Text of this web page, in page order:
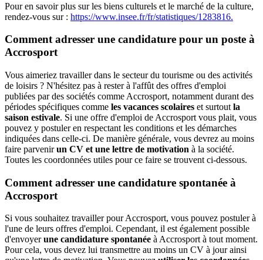
Pour en savoir plus sur les biens culturels et le marché de la culture,
rendez-vous sur : https://www.insee.fr/fr/statistiques/1283816.
Comment adresser une candidature pour un poste à
Accrosport
Vous aimeriez travailler dans le secteur du tourisme ou des activités
de loisirs ? N'hésitez pas à rester à l'affût des offres d'emploi
publiées par des sociétés comme Accrosport, notamment durant des
périodes spécifiques comme les vacances scolaires et surtout la
saison estivale. Si une offre d'emploi de Accrosport vous plait, vous
pouvez y postuler en respectant les conditions et les démarches
indiquées dans celle-ci. De manière générale, vous devrez au moins
faire parvenirun CV et une lettre de motivation à la société.
Toutes les coordonnées utiles pour ce faire se trouvent ci-dessous.
Comment adresser une candidature spontanée à
Accrosport
Si vous souhaitez travailler pour Accrosport, vous pouvez postuler à
l'une de leurs offres d'emploi. Cependant, il est également possible
d'envoyerune candidature spontanée à Accrosport à tout moment.
Pour cela, vous devez lui transmettre au moins un CV à jour ainsi